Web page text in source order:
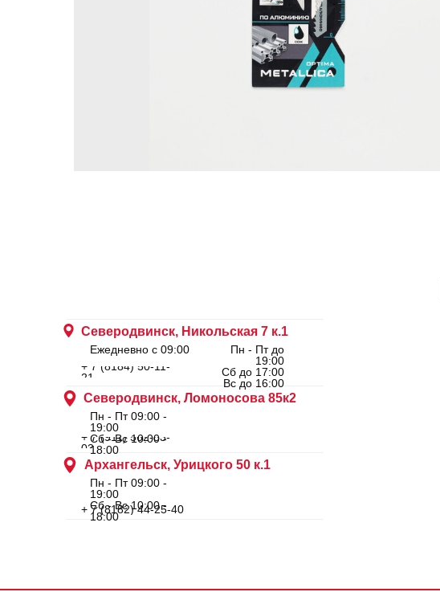
Архангельск, Урицкого 50 к.1
Северодвинск, Ломоносова 85к2
Северодвинск, Никольская 7 к.1
Ежедневно с 09:00
Пн - Пт до
19:00
Сб до 17:00
Вс до 16:00
Пн - Пт 09:00 -
19:00
Сб - Вс 10:00 -
18:00
Пн - Пт 09:00 -
19:00
Сб - Вс 10:00 -
18:00
+ 7 (8184) 50-11-
21
+ 7 (911) 562-83-
03
+ 7 (8182) 44-25-40